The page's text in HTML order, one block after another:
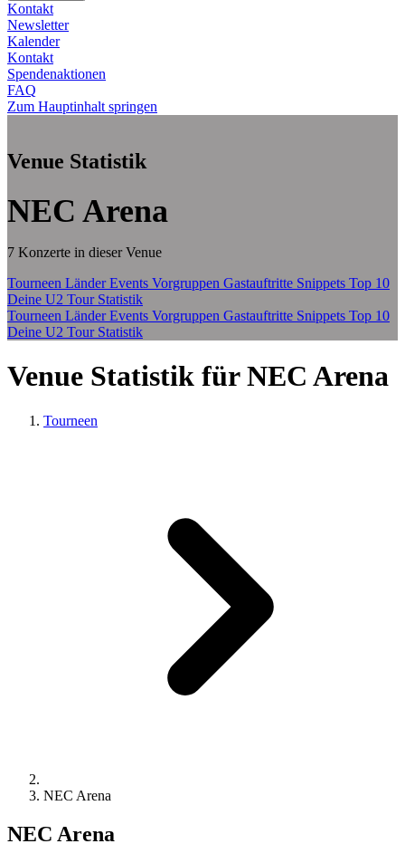
Kontakt
Newsletter
Kalender
Kontakt
Spendenaktionen
FAQ
Zum Hauptinhalt springen
Venue Statistik
NEC Arena
7 Konzerte in dieser Venue
Tourneen LänderEvents Vorgruppen Gastauftritte Snippets Top 10
Deine U2 Tour Statistik
Tourneen LänderEvents Vorgruppen Gastauftritte Snippets Top 10
Deine U2 Tour Statistik
Venue Statistik für NEC Arena
Tourneen
NEC Arena
NEC Arena